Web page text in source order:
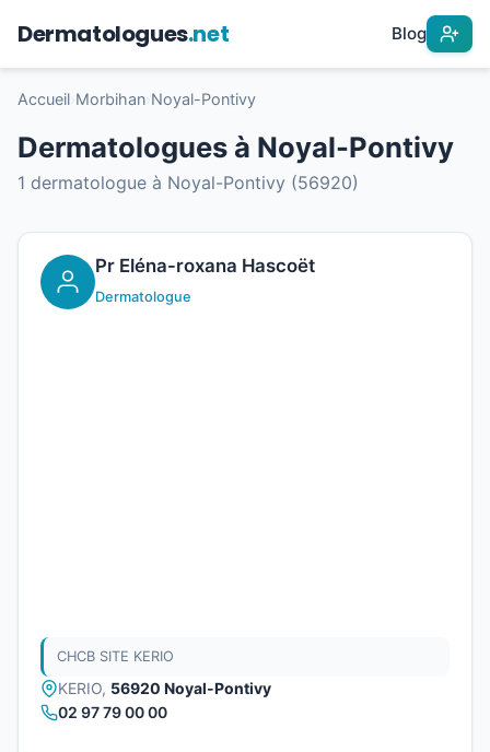
Dermatologues.net Blog
Accueil Morbihan Noyal-Pontivy
Dermatologues à Noyal-Pontivy
1 dermatologue à Noyal-Pontivy (56920)
Pr Eléna-roxana Hascoët
Dermatologue
CHCB SITE KERIO
KERIO, 56920 Noyal-Pontivy
02 97 79 00 00